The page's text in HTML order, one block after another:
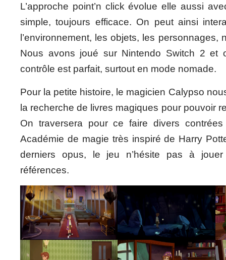
L’approche point’n click évolue elle aussi
simple, toujours efficace. On peut ainsi
l’environnement, les objets, les personnages,
Nous avons joué sur Nintendo Switch 2 et
contrôle est parfait, surtout en mode nomade.
Pour la petite histoire, le magicien Calypso
la recherche de livres magiques pour pouvoir
On traversera pour ce faire divers
Académie de magie très inspiré de Harry
derniers opus, le jeu n’hésite pas à
références.